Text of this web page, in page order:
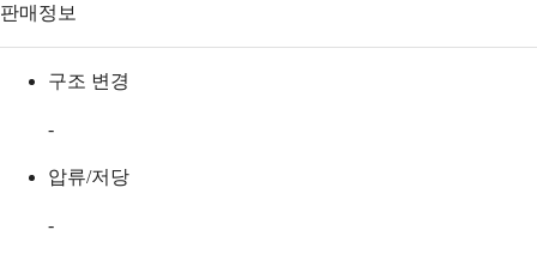
판매정보
구조 변경
-
압류/저당
-